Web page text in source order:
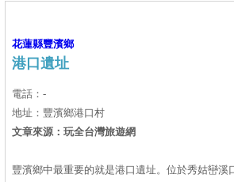
花蓮縣豐濱鄉
港口遺址
電話：-
地址：豐濱鄉港口村
文章來源：玩全台灣旅遊網
豐濱鄉中最重要的就是港口遺址。位於秀姑巒